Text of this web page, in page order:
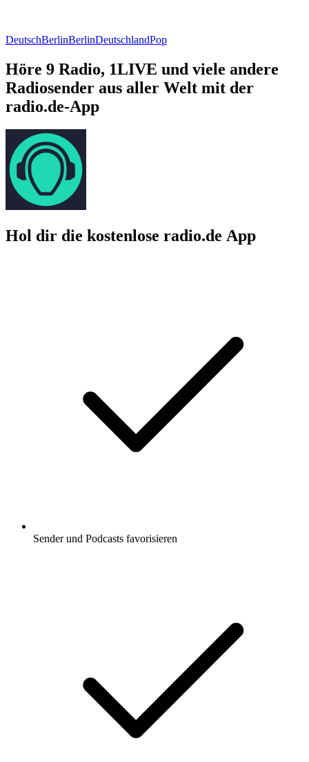
DeutschBerlinBerlinDeutschlandPop
Höre 9 Radio, 1LIVE und viele andere
Radiosender aus aller Welt mit der
radio.de-App
Hol dir die kostenlose radio.de App
Sender und Podcasts favorisieren